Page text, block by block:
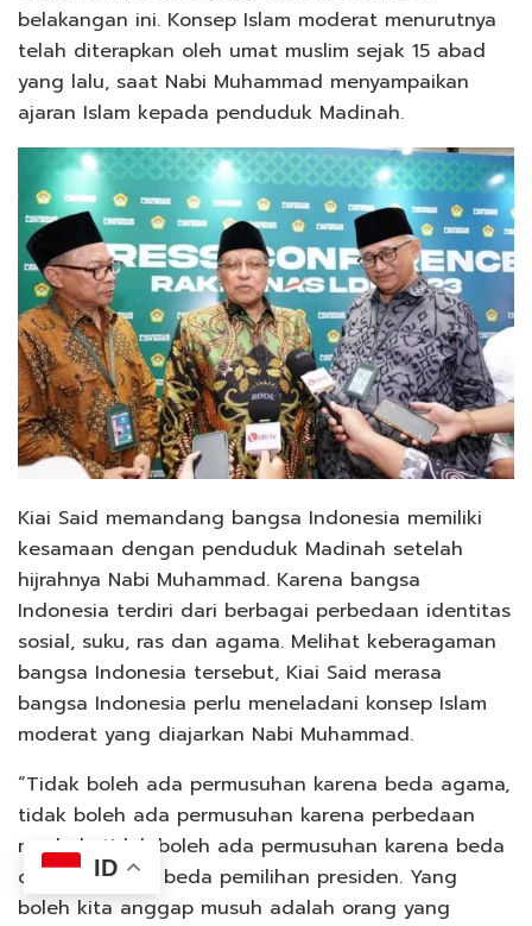
belakangan ini. Konsep Islam moderat menurutnya
telah diterapkan oleh umat muslim sejak 15 abad
yang lalu, saat Nabi Muhammad menyampaikan
ajaran Islam kepada penduduk Madinah.
Kiai Said memandang bangsa Indonesia memiliki
kesamaan dengan penduduk Madinah setelah
hijrahnya Nabi Muhammad. Karena bangsa
Indonesia terdiri dari berbagai perbedaan identitas
sosial, suku, ras dan agama. Melihat keberagaman
bangsa Indonesia tersebut, Kiai Said merasa
bangsa Indonesia perlu meneladani konsep Islam
moderat yang diajarkan Nabi Muhammad.
“Tidak boleh ada permusuhan karena beda agama,
tidak boleh ada permusuhan karena perbedaan
mazhab, tidak boleh ada permusuhan karena beda
ormas, apalagi beda pemilihan presiden. Yang
boleh kita anggap musuh adalah orang yang
ID